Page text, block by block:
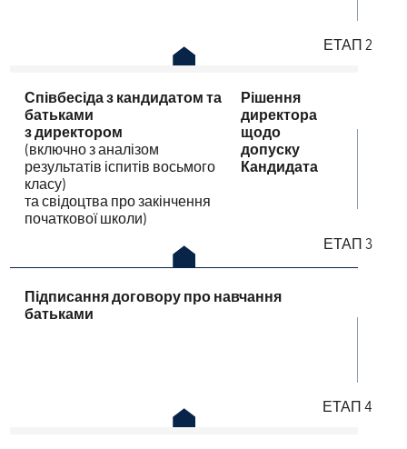
ЕТАП 2
Співбесіда з кандидатом та
батьками
з директором
(включно з аналізом
результатів іспитів восьмого
класу)
та свідоцтва про закінчення
початкової школи)
Рішення
директора
щодо
допуску
Кандидата
ЕТАП 3
Підписання договору про навчання
батьками
ЕТАП 4